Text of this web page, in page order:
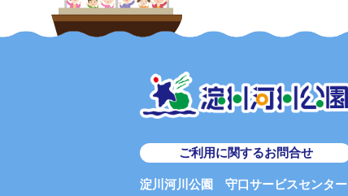
ご利用に関するお問合せ
淀川河川公園 守口サービスセンター